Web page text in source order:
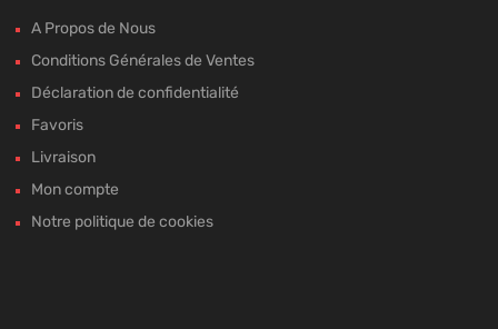
A Propos de Nous
Conditions Générales de Ventes
Déclaration de confidentialité
Favoris
Livraison
Mon compte
Notre politique de cookies